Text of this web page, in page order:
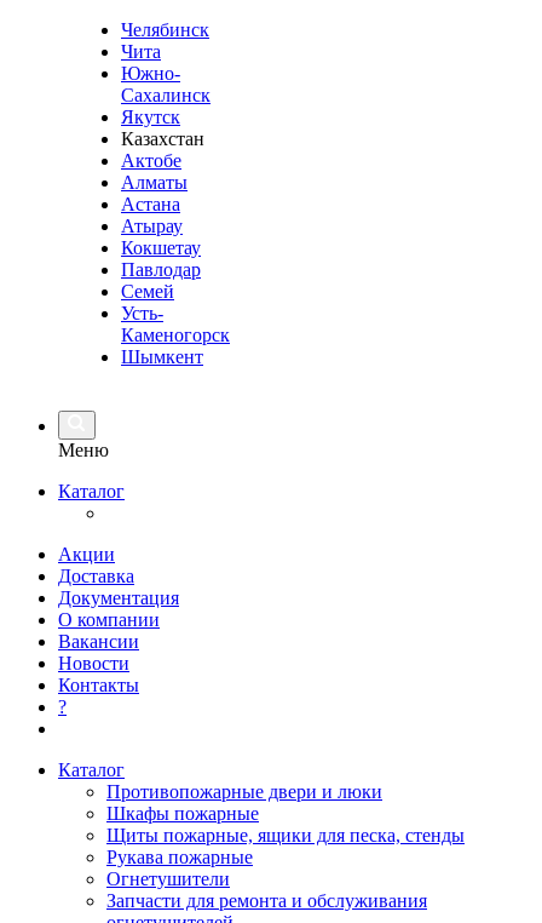
Челябинск
Чита
Южно-
Сахалинск
Якутск
Казахстан
Актобе
Алматы
Астана
Атырау
Кокшетау
Павлодар
Семей
Усть-
Каменогорск
Шымкент
Меню
Каталог
Акции
Доставка
Документация
О компании
Вакансии
Новости
Контакты
?
Каталог
Противопожарные двери и люки
Шкафы пожарные
Щиты пожарные, ящики для песка, стенды
Рукава пожарные
Огнетушители
Запчасти для ремонта и обслуживания